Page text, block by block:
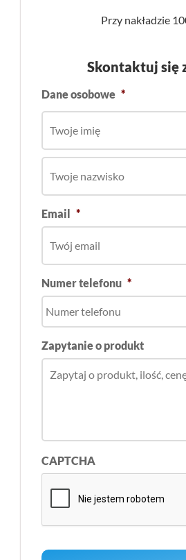
Przy nakładzie
Skontaktuj się
Dane osobowe *
Email *
Numer telefonu *
Zapytanie o produkt
CAPTCHA